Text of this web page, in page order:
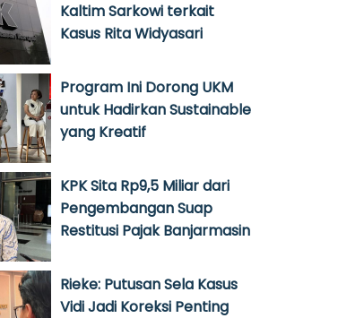
Kaltim Sarkowi terkait
Kasus Rita Widyasari
Program Ini Dorong UKM
untuk Hadirkan Sustainable
yang Kreatif
KPK Sita Rp9,5 Miliar dari
Pengembangan Suap
Restitusi Pajak Banjarmasin
Rieke: Putusan Sela Kasus
Vidi Jadi Koreksi Penting